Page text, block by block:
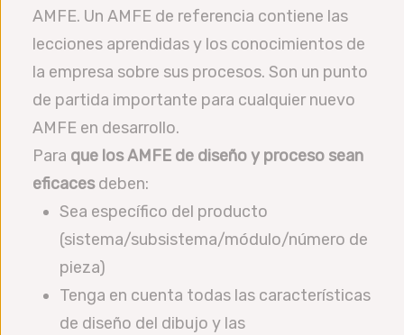
AMFE. Un AMFE de referencia contiene las
lecciones aprendidas y los conocimientos de
la empresa sobre sus procesos. Son un punto
de partida importante para cualquier nuevo
AMFE en desarrollo.
Para que los AMFE de diseño y proceso sean
eficacesdeben:
Sea específico del producto
(sistema/subsistema/módulo/número de
pieza)
Tenga en cuenta todas las características
de diseño del dibujo y las